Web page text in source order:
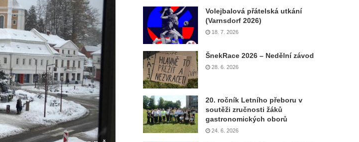
Volejbalová přátelská utkání
(Varnsdorf 2026)
18. 7. 2026
ŠnekRace 2026 – Nedělní závod
28. 6. 2026
20. ročník Letního přeboru v
soutěži zručnosti žáků
gastronomických oborů
24. 6. 2026